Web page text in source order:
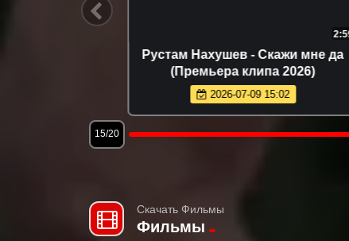
2:59
Рустам Нахушев - Скажи мне да
(Премьера клипа 2026)
2026-07-09 15:02
15/20
Скачать Фильмы
Фильмы